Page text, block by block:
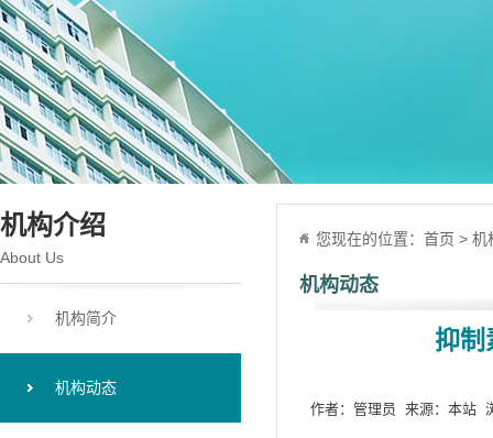
机构介绍
About Us
机构简介
机构动态
您现在的位置： 首页 > 机
机构动态
抑制
作者：管理员 来源：本站